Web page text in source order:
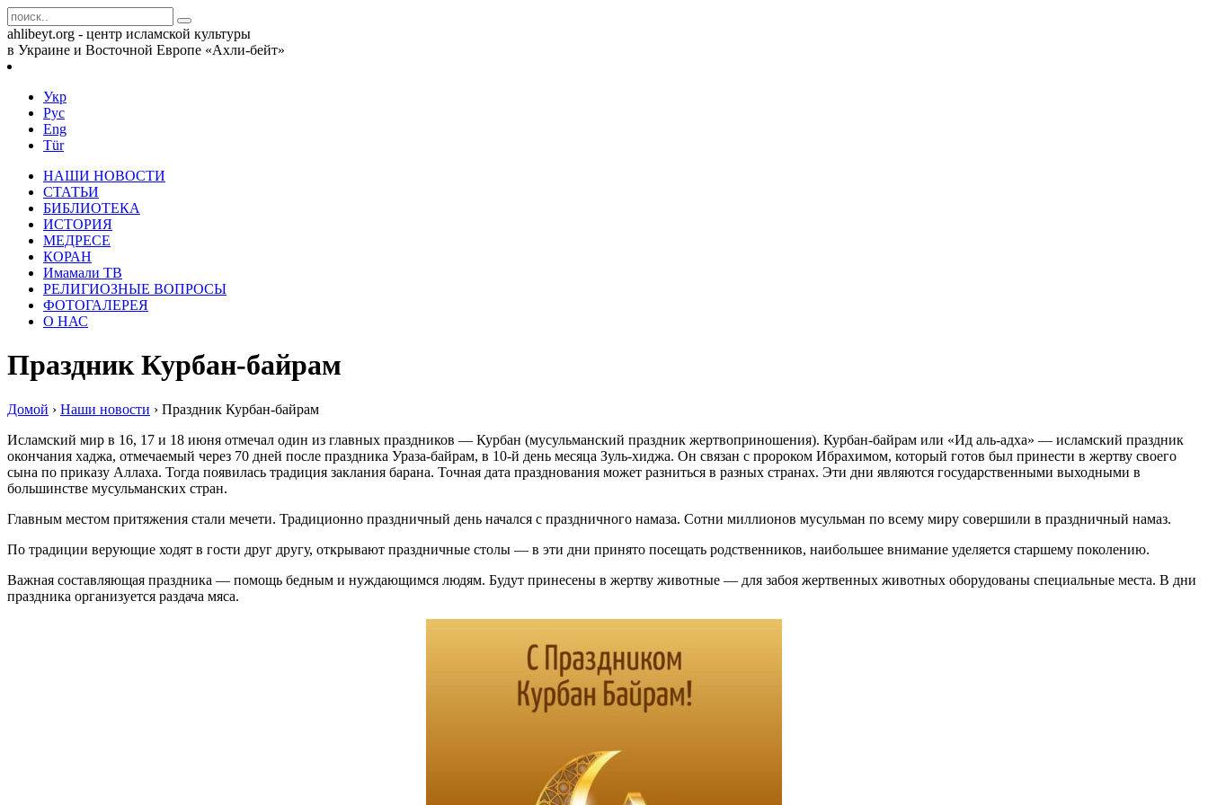
ahlibeyt.org - центр исламской культуры
в Украине и Восточной Европе «Ахли-бейт»
Укр
Рус
Eng
Tür
НАШИ НОВОСТИ
СТАТЬИ
БИБЛИОТЕКА
ИСТОРИЯ
МЕДРЕСЕ
КОРАН
Имамали ТВ
РЕЛИГИОЗНЫЕ ВОПРОСЫ
ФОТОГАЛЕРЕЯ
О НАС
Праздник Курбан-байрам
Домой › Наши новости › Праздник Курбан-байрам
Исламский мир в 16, 17 и 18 июня отмечал один из главных праздников — Курбан (мусульманский праздник жертвоприношения). Курбан-байрам или «Ид аль-адха» — исламский праздник
окончания хаджа, отмечаемый через 70 дней после праздника Ураза-байрам, в 10-й день месяца Зуль-хиджа. Он связан с пророком Ибрахимом, который готов был принести в жертву своего
сына по приказу Аллаха. Тогда появилась традиция заклания барана. Точная дата празднования может разниться в разных странах. Эти дни являются государственными выходными в
большинстве мусульманских стран.
Главным местом притяжения стали мечети. Традиционно праздничный день начался с праздничного намаза. Сотни миллионов мусульман по всему миру совершили в праздничный намаз.
По традиции верующие ходят в гости друг другу, открывают праздничные столы — в эти дни принято посещать родственников, наибольшее внимание уделяется старшему поколению.
Важная составляющая праздника — помощь бедным и нуждающимся людям. Будут принесены в жертву животные — для забоя жертвенных животных оборудованы специальные места. В дни
праздника организуется раздача мяса.